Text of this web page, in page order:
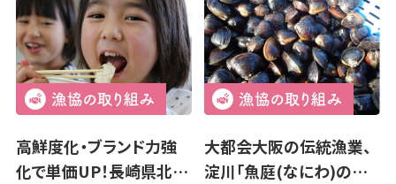
高鮮度化・ブランド力強
化で単価UP！長崎県北…
大都会大阪の伝統漁業、
淀川「魚庭(なにわ)の…